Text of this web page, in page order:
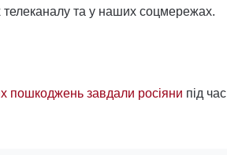
телеканалу та у наших соцмережах.
пошкоджень завдали росіяни під час